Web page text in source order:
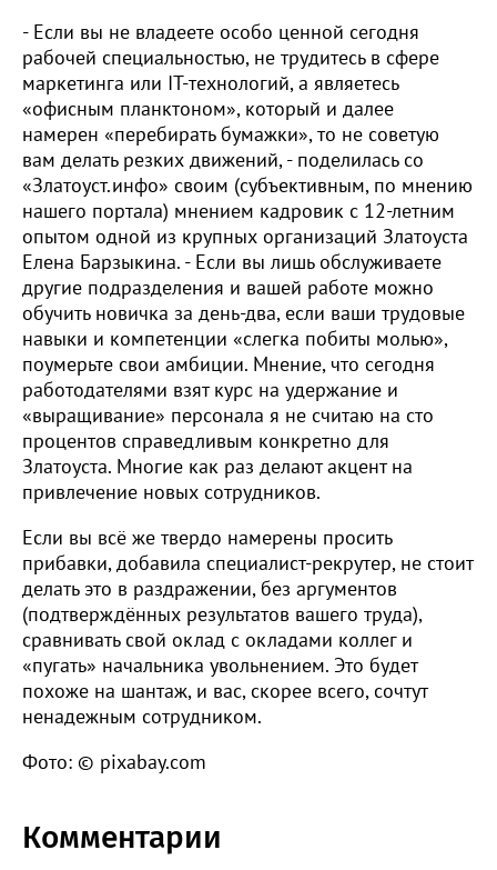
- Если вы не владеете особо ценной сегодня
рабочей специальностью, не трудитесь в сфере
маркетинга или IT-технологий, а являетесь
«офисным планктоном», который и далее
намерен «перебирать бумажки», то не советую
вам делать резких движений, - поделилась со
«Златоуст.инфо» своим (субъективным, по мнению
нашего портала) мнением кадровик с 12-летним
опытом одной из крупных организаций Златоуста
Елена Барзыкина. - Если вы лишь обслуживаете
другие подразделения и вашей работе можно
обучить новичка за день-два, если ваши трудовые
навыки и компетенции «слегка побиты молью»,
поумерьте свои амбиции. Мнение, что сегодня
работодателями взят курс на удержание и
«выращивание» персонала я не считаю на сто
процентов справедливым конкретно для
Златоуста. Многие как раз делают акцент на
привлечение новых сотрудников.
Если вы всё же твердо намерены просить
прибавки, добавила специалист-рекрутер, не стоит
делать это в раздражении, без аргументов
(подтверждённых результатов вашего труда),
сравнивать свой оклад с окладами коллег и
«пугать» начальника увольнением. Это будет
похоже на шантаж, и вас, скорее всего, сочтут
ненадежным сотрудником.
Фото: © pixabay.com
Комментарии